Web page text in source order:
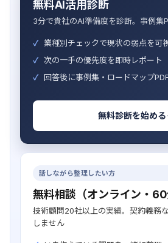
無料AI活用診断
3分で貴社のAI準備度を診断。事例集
業種別チェックで現状の弱点を可
次の一手の優先度を即時レポート
回答後に事例集・ロードマップ
無料診断を始める
話しながら整理したい方
無料相談（オンライン・60
技術顧問20社以上の実績。契約義務
しません